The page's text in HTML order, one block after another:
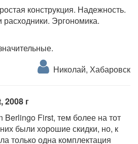
конструкция. Надежность.
расходники. Эргономика.
Николай, Хабаровск
2008 г
Berlingo First, тем более на тот
были хорошие скидки, но, к
только одна комплектация